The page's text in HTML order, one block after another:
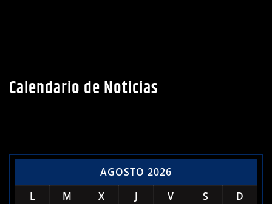
Calendario de Noticias
AGOSTO 2026
L
M X J V S
D